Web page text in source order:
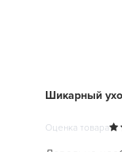
Шикарный
Оценка товара